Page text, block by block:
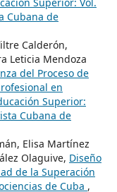
Cubana de
Calderón,
Leticia Mendoza
del Proceso de
en
Superior:
Cubana de
Elisa Martínez
Olaguive, Diseño
de la Superación
de Cuba ,